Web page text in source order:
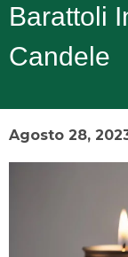
Barattoli
Candele
Agosto 28,